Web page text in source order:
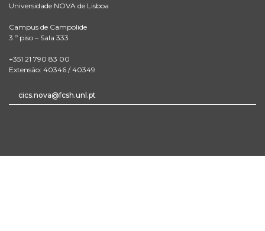
Universidade NOVA de Lisboa
Campus de Campolide
3.º piso – Sala 333
+351 21 790 83 00
Extensão: 40346 / 40349
cics.nova@fcsh.unl.pt